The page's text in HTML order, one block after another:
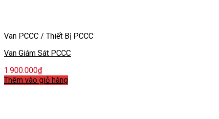
Van PCCC / Thiết Bị PCCC
Van Giám Sát PCCC
1.900.000₫
Thêm vào giỏ hàng